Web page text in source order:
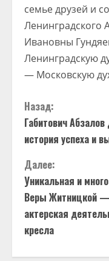
семье друзей и
Ленинградского
Ивановны
Ленинградскую
— Московскую
П
р
о
д
о
л
Назад:
Габитович
история успеха и
Далее:
Уникальная и
Веры Житницкой —
актерская
кресла